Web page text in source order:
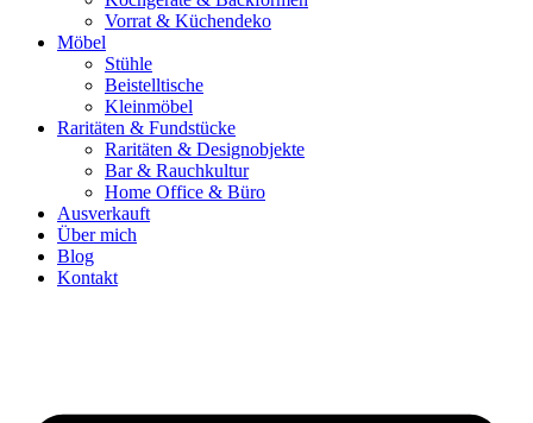
Vorrat & Küchendeko
Möbel
Stühle
Beistelltische
Kleinmöbel
Raritäten & Fundstücke
Raritäten & Designobjekte
Bar & Rauchkultur
Home Office & Büro
Ausverkauft
Über mich
Blog
Kontakt